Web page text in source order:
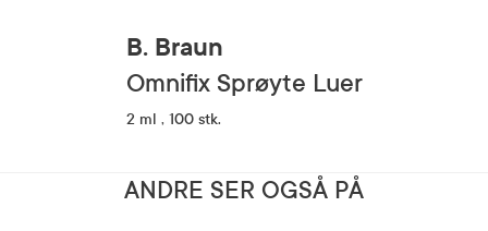
B. Braun
Omnifix Sprøyte Luer
2 ml , 100 stk.
ANDRE SER OGSÅ PÅ